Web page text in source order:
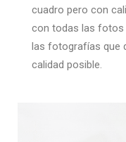
cuadro pero con
con todas las fotos
las fotografías que
calidad posible.